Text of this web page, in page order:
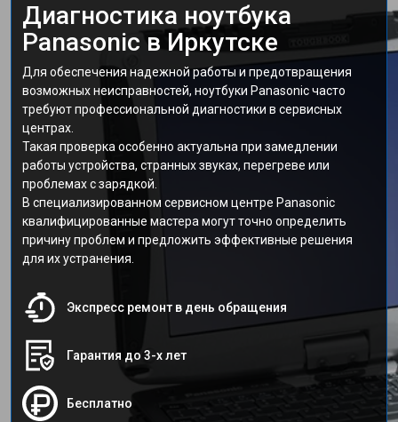
Диагностика ноутбука
Panasonic в Иркутске
Для обеспечения надежной работы и предотвращения
возможных неисправностей, ноутбуки Panasonic часто
требуют профессиональной диагностики в сервисных
центрах.
Такая проверка особенно актуальна при замедлении
работы устройства, странных звуках, перегреве или
проблемах с зарядкой.
В специализированном сервисном центре Panasonic
квалифицированные мастера могут точно определить
причину проблем и предложить эффективные решения
для их устранения.
Экспресс ремонт в день обращения
Гарантия до 3-х лет
Бесплатно